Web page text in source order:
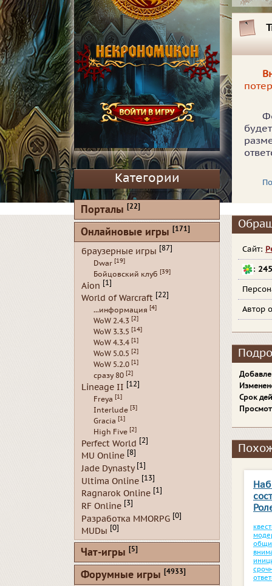
Сайт:
:
Автор
Срок
Категории
Порталы [22]
Онлайновые игры [171]
браузерные игры [87]
Dwar [19]
Бойцовский клуб [39]
Aion [1]
World of Warcraft [22]
...информация [4]
WoW 2.4.3 [2]
WoW 3.3.5 [14]
WoW 4.3.4 [1]
WoW 5.0.5 [2]
WoW 5.2.0 [1]
сразу 80 [2]
Lineage II [12]
Freya [1]
Interlude [3]
Gracia [1]
High Five [2]
Perfect World [2]
MU Online [8]
Jade Dynasty [1]
Ultima Online [13]
Ragnarok Online [1]
RF Online [3]
Разработка MMORPG [0]
MUDы [0]
Чат-игры [5]
Форумные игры [4933]